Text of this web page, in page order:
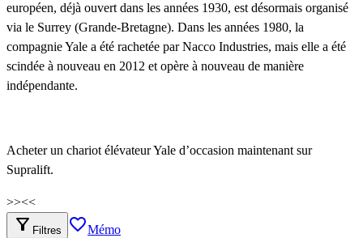
européen, déjà ouvert dans les années 1930, est désormais organisé
via le Surrey (Grande-Bretagne). Dans les années 1980, la
compagnie Yale a été rachetée par Nacco Industries, mais elle a été
scindée à nouveau en 2012 et opère à nouveau de manière
indépendante.
Acheter un chariot élévateur Yale d’occasion maintenant sur
Supralift.
>><<
filter_alt Filtres favorite_borderMémo